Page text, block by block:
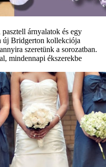
árnyalatok és egy
új Bridgerton kollekciója
szeretünk a sorozatban.
mindennapi ékszerekbe